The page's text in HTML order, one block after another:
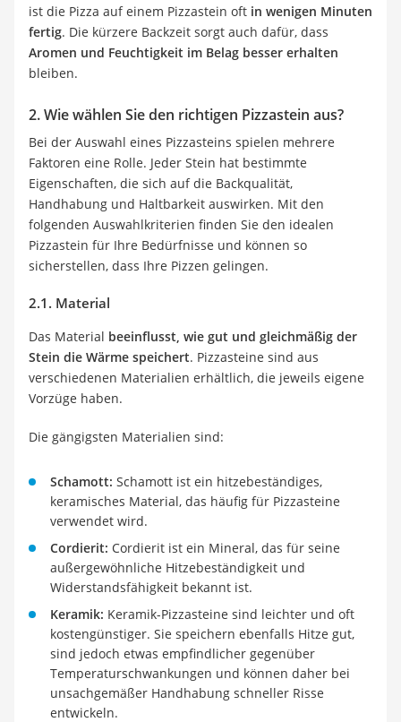
ist die Pizza auf einem Pizzastein oft in wenigen Minuten
fertig. Die kürzere Backzeit sorgt auch dafür, dass
Aromen und Feuchtigkeit im Belag besser erhalten
bleiben.
2. Wie wählen Sie den richtigen Pizzastein aus?
Bei der Auswahl eines Pizzasteins spielen mehrere
Faktoren eine Rolle. Jeder Stein hat bestimmte
Eigenschaften, die sich auf die Backqualität,
Handhabung und Haltbarkeit auswirken. Mit den
folgenden Auswahlkriterien finden Sie den idealen
Pizzastein für Ihre Bedürfnisse und können so
sicherstellen, dass Ihre Pizzen gelingen.
2.1. Material
Das Material beeinflusst, wie gut und gleichmäßig der
Stein die Wärme speichert. Pizzasteine sind aus
verschiedenen Materialien erhältlich, die jeweils eigene
Vorzüge haben.
Die gängigsten Materialien sind:
Schamott: Schamott ist ein hitzebeständiges,
keramisches Material, das häufig für Pizzasteine
verwendet wird.
Cordierit: Cordierit ist ein Mineral, das für seine
außergewöhnliche Hitzebeständigkeit und
Widerstandsfähigkeit bekannt ist.
Keramik: Keramik-Pizzasteine sind leichter und oft
kostengünstiger. Sie speichern ebenfalls Hitze gut,
sind jedoch etwas empfindlicher gegenüber
Temperaturschwankungen und können daher bei
unsachgemäßer Handhabung schneller Risse
entwickeln.